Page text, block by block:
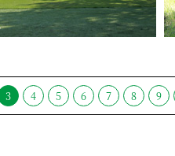
3 4 5 6 7 8 9